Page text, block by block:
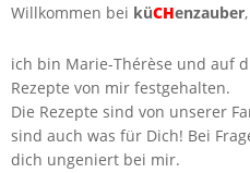
Willkommen bei küCHenzauber,
ich bin Marie-Thérèse und auf
Rezepte von mir festgehalten.
Die Rezepte sind von unserer
sind auch was für Dich! Bei
dich ungeniert bei mir.